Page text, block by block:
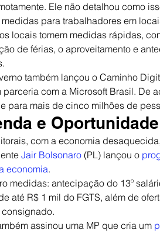
Ele não detalhou como
medidas para trabalhadores em
locais tomem medidas rápidas,
de férias, o aproveitamento e
também lançou o Caminho
com a Microsoft Brasil. De
para mais de cinco milhões de
e Oportunidade
com a economia
Jair Bolsonaro (PL) lançou o
economia.
medidas: antecipação do 13º
até R$ 1 mil do FGTS, além de
assinou uma MP que cria um